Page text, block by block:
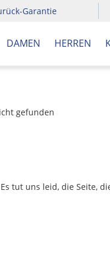
Garantie
DAMEN HERREN
Es tut uns leid, die Seite,